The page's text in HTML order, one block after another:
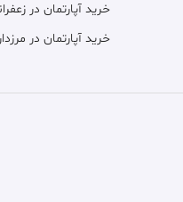
خرید آپارتمان در
خرید آپارتمان در